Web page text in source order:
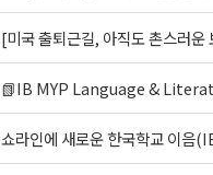
[미국 출퇴근길, 아직도 촌스러
📗IB MYP Language &
쇼라인에 새로운 한국학교 이음